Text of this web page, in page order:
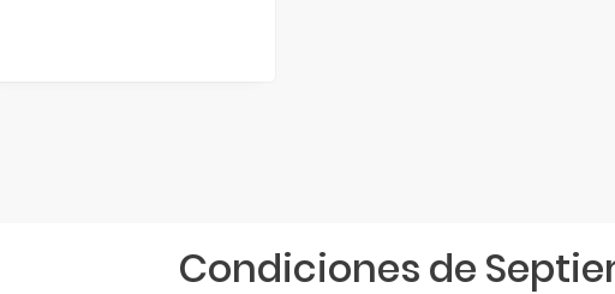
Condiciones de